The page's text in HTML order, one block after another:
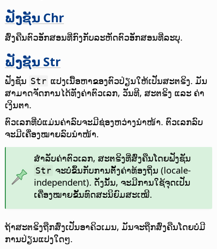
ຟັງຊັນ Chr
ສົ່ງຄືນຕົວອັກສອນທີ່ກົງກັບລະຫັດຕົວອັກສອນທີ່ລະບຸ.
ຟັງຊັນ Str
ຟັງຊັນ Str ແປງເນື້ອຫາຂອງຕົວປ່ຽນໃຫ້ເປັນສະຕຣິງ. ມັນ
ສາມາດຈັດການໄດ້ທັງຄ່າຕົວເລກ, ວັນທີ, ສະຕຣິງ ແລະ ຄ່າ
ເງິນຕາ.
ຕົວເລກທີ່ບໍ່ແມ່ນຄ່າລົບຈະມີຊ່ອງຫວ່າງນຳໜ້າ. ຕົວເລກລົບ
ຈະມີເຄື່ອງໝາຍລົບນຳໜ້າ.
ສຳລັບຄ່າຕົວເລກ, ສະຕຣິງທີ່ສົ່ງຄືນໂດຍຟັງຊັນ
Str ຈະບໍ່ຂຶ້ນກັບການຕັ້ງຄ່າທ້ອງຖິ່ນ (locale-
independent). ດັ່ງນັ້ນ, ຈະມີການໃຊ້ຈຸດເປັນ
ເຄື່ອງໝາຍຂັ້ນທົດສະນິຍົມສະເໝີ.
ຖ້າສະຕຣິງຖືກສົ່ງເປັນອາຄິວເມນ, ມັນຈະຖືກສົ່ງຄືນໂດຍບໍ່ມີ
ການປ່ຽນແປງໃດໆ.